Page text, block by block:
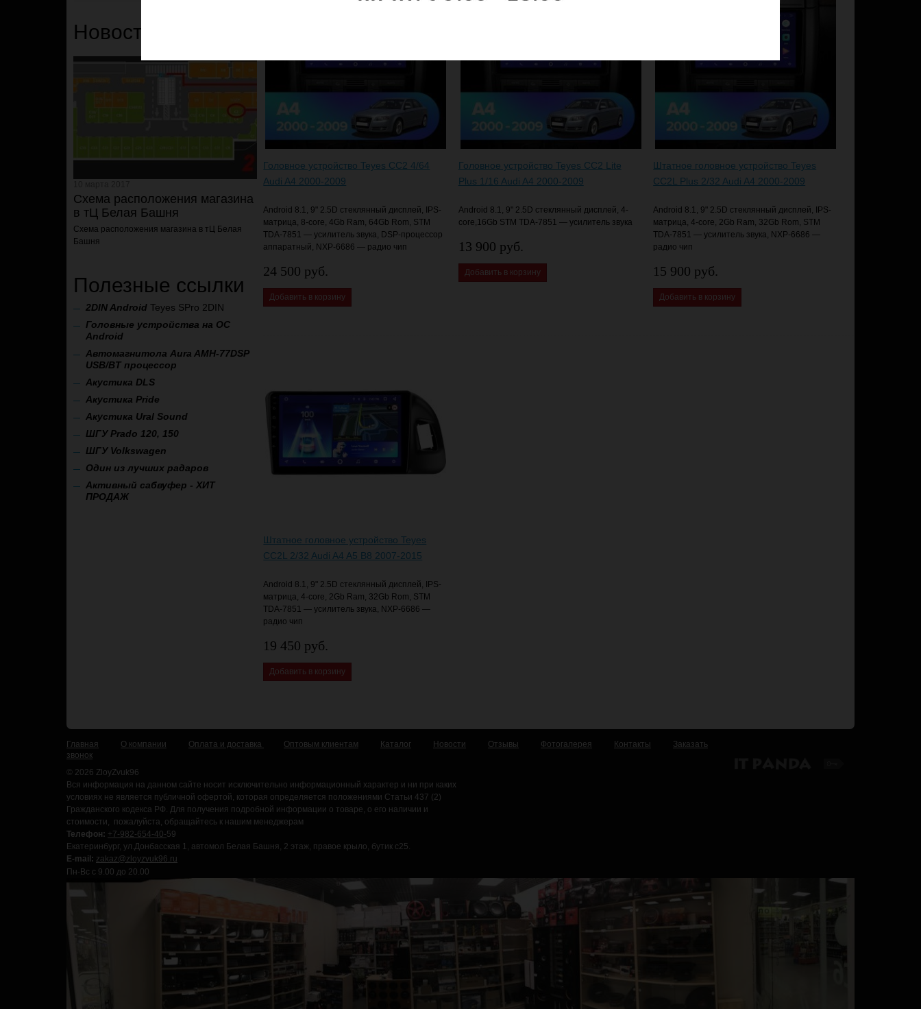
Новости и Акции
Схема расположения магазина
в тЦ Белая Башня
Схема расположения магазина в тЦ Белая
Башня
Полезные ссылки
2DIN Android Teyes SPro 2DIN
Головные устройства на ОС
Android
Автомагнитола Aura AMH-77DSP
USB/BT процессор
Акустика DLS
Акустика Pride
Акустика Ural Sound
ШГУ Prado 120, 150
ШГУ Volkswagen
Один из лучших радаров
Активный сабвуфер - ХИТ
ПРОДАЖ
Головное устройство Teyes CC2 4/64
Audi A4 2000-2009
Android 8.1, 9" 2.5D стеклянный дисплей, IPS-
матрица, 8-core, 4Gb Ram, 64Gb Rom, STM
TDA-7851 — усилитель звука, DSP-процессор
аппаратный, NXP-6686 — радио чип
24 500 руб.
Добавить в корзину
Головное устройство Teyes CC2 Lite
Plus 1/16 Audi A4 2000-2009
Android 8.1, 9" 2.5D стеклянный дисплей, 4-
core,16Gb STM TDA-7851 — усилитель звука
13 900 руб.
Добавить в корзину
Штатное головное устройство Teyes
CC2L Plus 2/32 Audi A4 2000-2009
Android 8.1, 9" 2.5D стеклянный дисплей, IPS-
матрица, 4-core, 2Gb Ram, 32Gb Rom, STM
TDA-7851 — усилитель звука, NXP-6686 —
радио чип
15 900 руб.
Добавить в корзину
Штатное головное устройство Teyes
CC2L 2/32 Audi A4 A5 B8 2007-2015
Android 8.1, 9" 2.5D стеклянный дисплей, IPS-
матрица, 4-core, 2Gb Ram, 32Gb Rom, STM
TDA-7851 — усилитель звука, NXP-6686 —
радио чип
19 450 руб.
Добавить в корзину
Главная О компании Оплата и доставка Оптовым клиентам Каталог Новости Отзывы Фотогалерея Контакты
Заказать
звонок
© 2026 ZloyZvuk96
Вся информация на данном сайте носит исключительно информационный характер и ни при каких
условиях не является публичной офертой, которая определяется положениями Статьи 437 (2)
Гражданского кодекса РФ. Для получения подробной информации о товаре, о его наличии и
стоимости, пожалуйста, обращайтесь к нашим менеджерам
Телефон: +7-982-654-40-59
Екатеринбург, ул.Донбасская 1, автомол Белая Башня, 2 этаж, правое крыло, бутик с25.
E-mail: zakaz@zloyzvuk96.ru
Пн-Вс с 9.00 до 20.00